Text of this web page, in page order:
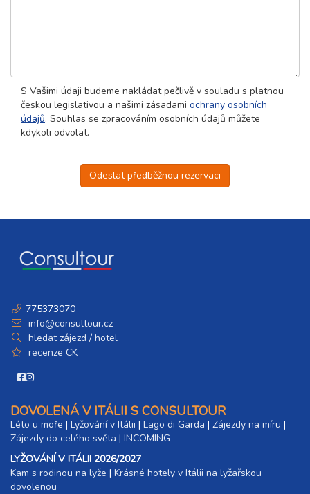
S Vašimi údaji budeme nakládat pečlivě v souladu s platnou
českou legislativou a našimi zásadami ochrany osobních
údajů. Souhlas se zpracováním osobních údajů můžete
kdykoli odvolat.
Odeslat předběžnou rezervaci
775373070
info@consultour.cz
hledat zájezd / hotel
recenze CK
DOVOLENÁ V ITÁLII S CONSULTOUR
Léto u moře | Lyžování v Itálii | Lago di Garda | Zájezdy na míru |
Zájezdy do celého světa | INCOMING
LYŽOVÁNÍ V ITÁLII 2026/2027
Kam s rodinou na lyže |​ Krásné hotely v Itálii na lyžařskou
dovolenou